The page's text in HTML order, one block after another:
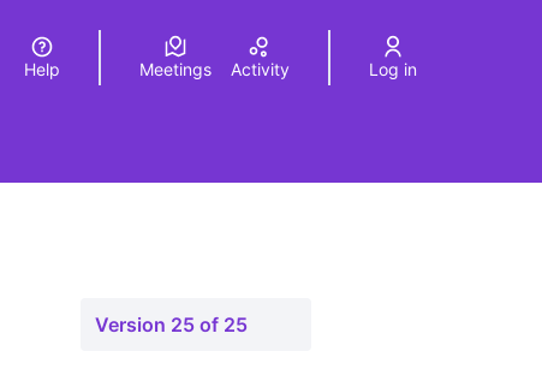
Elegir el idiomaChoose language
Help Meetings Activity Log in
Version 25 of 25